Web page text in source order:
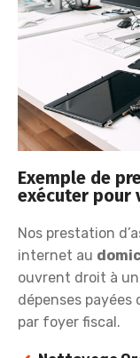
Exemple de
exécuter pour
Nos prestation
internet au
ouvrent droit à un
dépenses
par foyer fiscal.